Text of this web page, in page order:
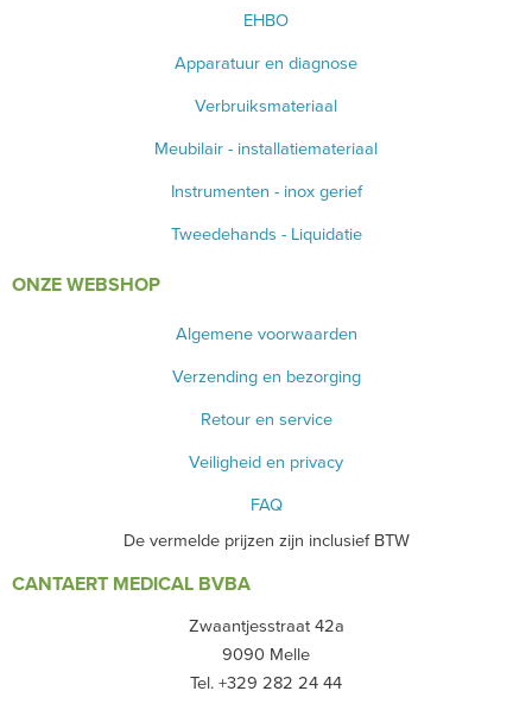
EHBO
Apparatuur en diagnose
Verbruiksmateriaal
Meubilair - installatiemateriaal
Instrumenten - inox gerief
Tweedehands - Liquidatie
ONZE WEBSHOP
Algemene voorwaarden
Verzending en bezorging
Retour en service
Veiligheid en privacy
FAQ
De vermelde prijzen zijn inclusief BTW
CANTAERT MEDICAL BVBA
Zwaantjesstraat 42a
9090 Melle
Tel. +329 282 24 44